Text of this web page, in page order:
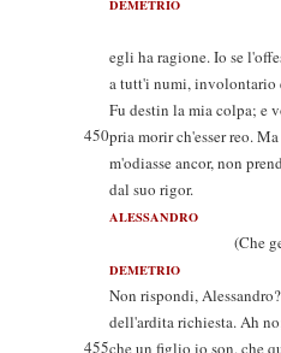
DEMETRIO
Forse
egli ha ragione. Io se
a tutt'i numi, involontario
Fu destin la mia colpa; e
450pria morir ch'esser reo.
m'odiasse ancor, non
dal suo rigor.
ALESSANDRO
(Che
DEMETRIO
Non rispondi,
dell'ardita richiesta. Ah
455che un figlio io son, che